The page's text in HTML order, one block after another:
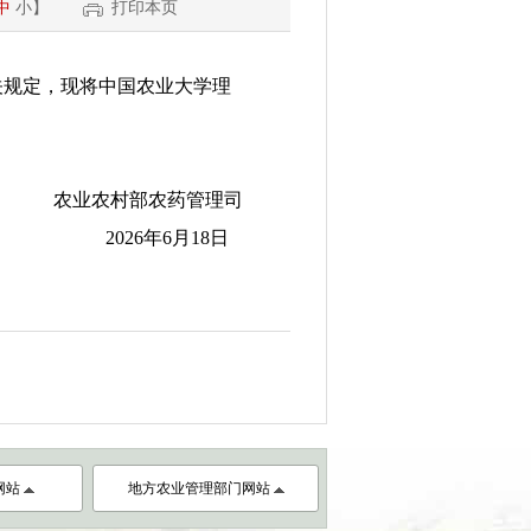
小】 打印本页
，现将中国农业大学理
农业农村部农药管理司
2026年6月18日
站 地方农业管理部门网站